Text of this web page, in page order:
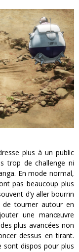
plus à un public
trop de challenge ni
En mode normal,
pas beaucoup plus
d’y aller bourrin
de tourner autour en
une manœuvre
plus avancées non
dessus en tirant.
sont dispos pour plus